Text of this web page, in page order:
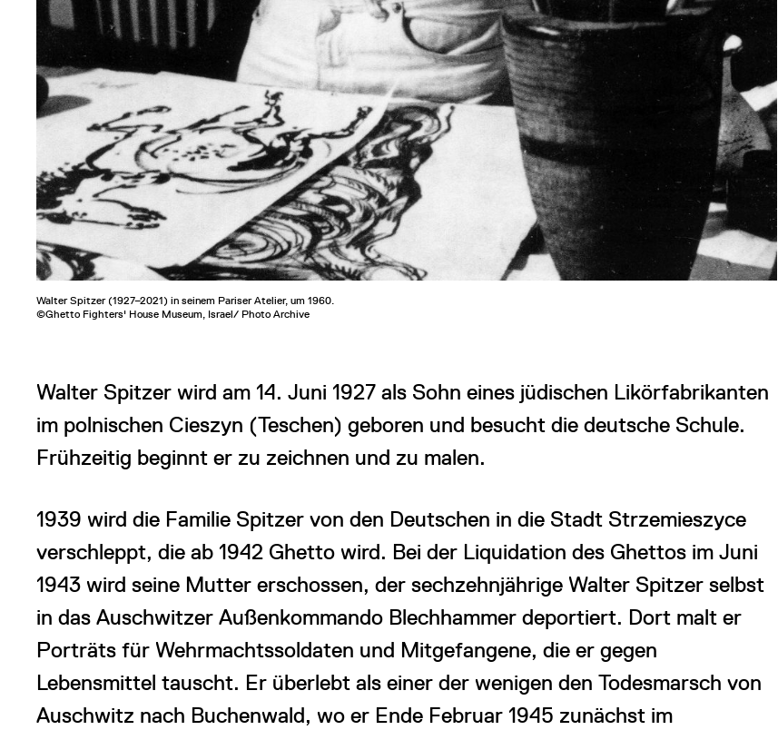
Walter Spitzer (1927–2021) in seinem Pariser Atelier, um 1960.
©Ghetto Fighters' House Museum, Israel/ Photo Archive
Walter Spitzer wird am 14. Juni 1927 als Sohn eines jüdischen Likörfabrikanten
im polnischen Cieszyn (Teschen) geboren und besucht die deutsche Schule.
Frühzeitig beginnt er zu zeichnen und zu malen.
1939 wird die Familie Spitzer von den Deutschen in die Stadt Strzemieszyce
verschleppt, die ab 1942 Ghetto wird. Bei der Liquidation des Ghettos im Juni
1943 wird seine Mutter erschossen, der sechzehnjährige Walter Spitzer selbst
in das Auschwitzer Außenkommando Blechhammer deportiert. Dort malt er
Porträts für Wehrmachtssoldaten und Mitgefangene, die er gegen
Lebensmittel tauscht. Er überlebt als einer der wenigen den Todesmarsch von
Auschwitz nach Buchenwald, wo er Ende Februar 1945 zunächst im